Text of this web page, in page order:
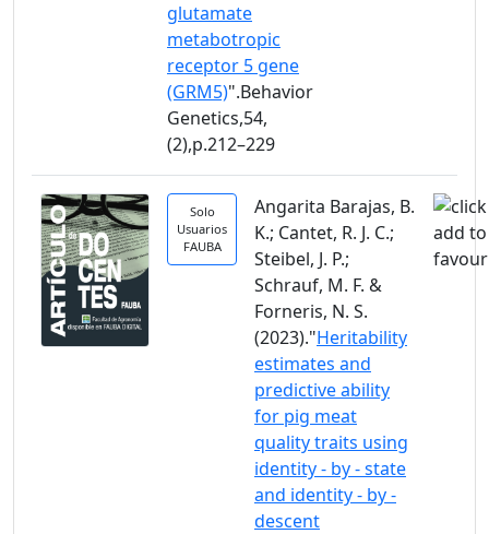
glutamate
metabotropic
receptor 5 gene
(GRM5)".Behavior
Genetics,54,
(2),p.212–229
Solo
Usuarios
FAUBA
Angarita Barajas, B.
K.; Cantet, R. J. C.;
Steibel, J. P.;
Schrauf, M. F. &
Forneris, N. S.
(2023)."Heritability
estimates and
predictive ability
for pig meat
quality traits using
identity - by - state
and identity - by -
descent